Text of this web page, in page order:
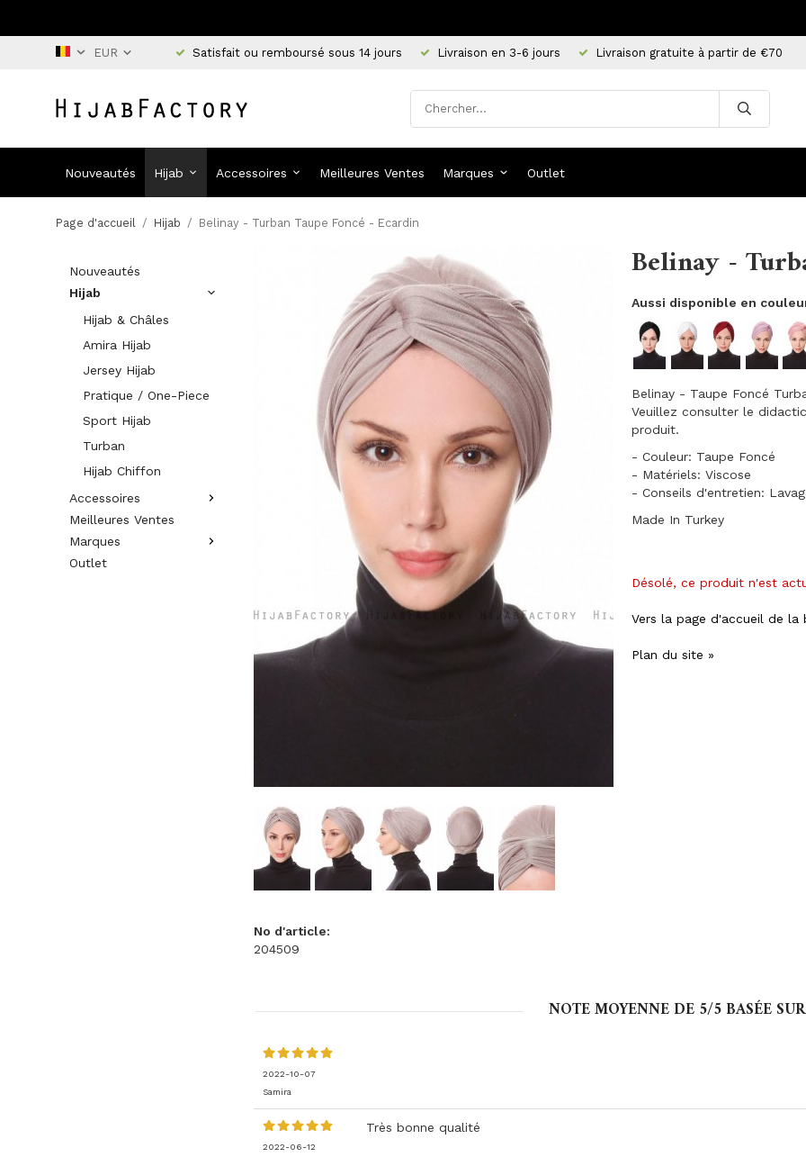
Satisfait ou remboursé sous 14 jours Livraison en 3-6 jours Livraison gratuite à partir de €70
Nouveautés Hijab Accessoires Meilleures Ventes Marques Outlet
Page d'accueil / Hijab / Belinay - Turban Taupe Foncé - Ecardin
Nouveautés
Hijab
Hijab & Châles
Amira Hijab
Jersey Hijab
Pratique / One-Piece
Sport Hijab
Turban
Hijab Chiffon
Accessoires
Meilleures Ventes
Marques
Outlet
Belinay -
Aussi disponible en
Belinay - Taupe Foncé
Veuillez consulter le
produit.
- Couleur: Taupe Foncé
- Matériels: Viscose
- Conseils d'entretien:
Made In Turkey
Désolé, ce produit n'est
Vers la page d'accueil de la
Plan du site »
No d'article:
204509
NOTE MOYENNE DE 5/5 BASÉE
2022-10-07
Samira
2022-06-12
Très bonne qualité